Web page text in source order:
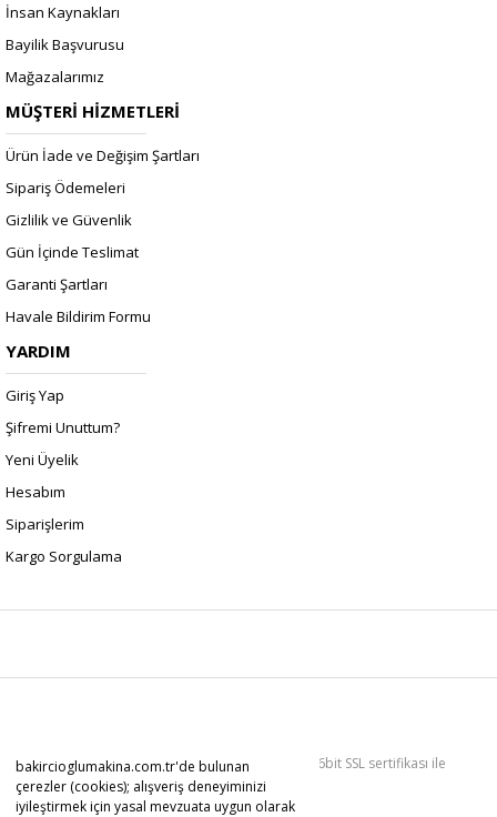
bakircioglumakina.com.tr'de bulunan
çerezler (cookies); alışveriş deneyiminizi
iyileştirmek için yasal mevzuata uygun olarak
İnsan Kaynakları
Bayilik Başvurusu
Mağazalarımız
MÜŞTERİ HİZMETLERİ
Ürün İade ve Değişim Şartları
Sipariş Ödemeleri
Gizlilik ve Güvenlik
Gün İçinde Teslimat
Garanti Şartları
Havale Bildirim Formu
YARDIM
Giriş Yap
Şifremi Unuttum?
Yeni Üyelik
Hesabım
Siparişlerim
Kargo Sorgulama
Copyright 2022 © Kredi kartı bilgileriniz 256bit SSL sertifikası ile
korunmaktadır.